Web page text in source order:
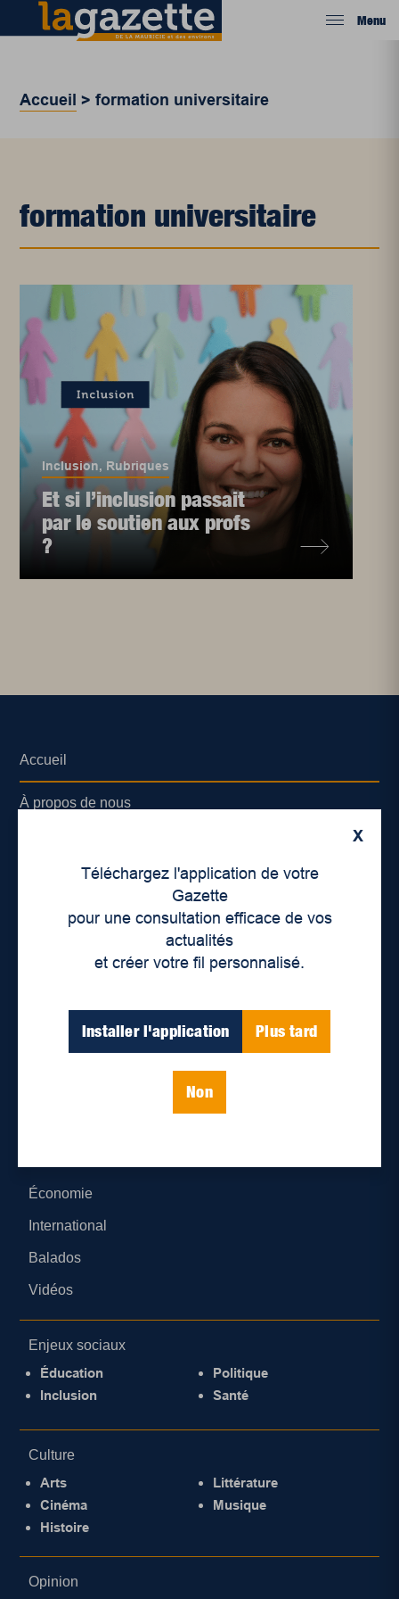
Menu
Accueil >formation universitaire
formation universitaire
Inclusion, Rubriques
Et si l’inclusion passait
par le soutien aux profs
?
X
Téléchargez l'application de votre
Gazette
pour une consultation efficace de vos
actualités
et créer votre fil personnalisé.
Installer l'application Plus tard
Non
Accueil
À propos de nous
Lieux de distribution
Économie
International
Balados
Vidéos
Enjeux sociaux
Éducation
Inclusion
Politique
Santé
Culture
Arts
Cinéma
Histoire
Littérature
Musique
Opinion